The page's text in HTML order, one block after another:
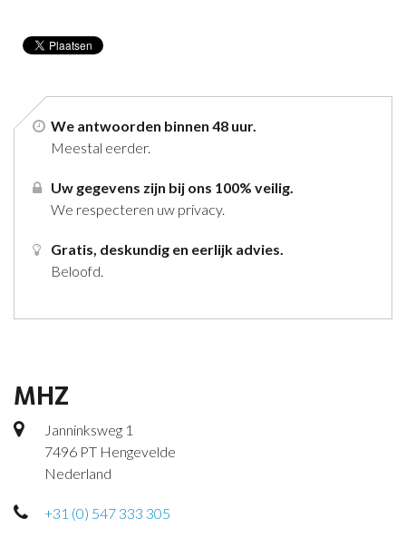
We antwoorden binnen 48 uur.
Meestal eerder.
Uw gegevens zijn bij ons 100% veilig.
We respecteren uw privacy.
Gratis, deskundig en eerlijk advies.
Beloofd.
MHZ
Janninksweg 1
7496 PT Hengevelde
Nederland
+31 (0) 547 333 305